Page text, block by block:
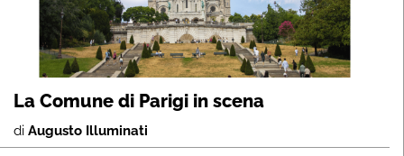
La Comune di Parigi in scena
di Augusto Illuminati